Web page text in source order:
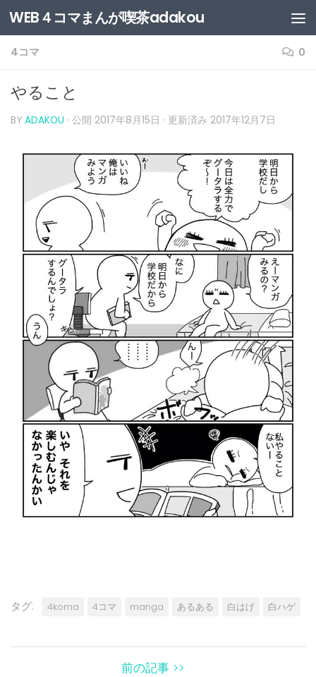
WEB４コマまんが喫茶adakou
4コマ 0
やること
BY ADAKOU · 公開 2017年8月15日 · 更新済み 2017年12月7日
タグ: 4koma 4コマ manga あるある 白はげ 白ハゲ
前の記事 >>